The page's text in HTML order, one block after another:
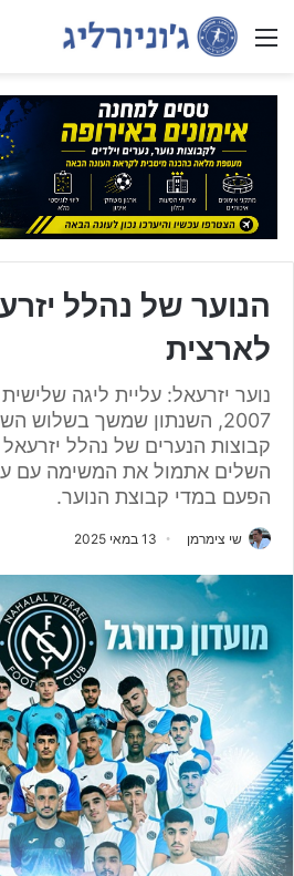
Menu
הנוער של נהלל
לארצית
נוער יזרעאל: עליית ליגה
2007, השנתון שמשך בשלוש
קבוצות הנערים של נהלל
השלים אתמול את המשימה עם
הפעם במדי קבוצת הנוער.
שי צימרמן 13 במאי 2025